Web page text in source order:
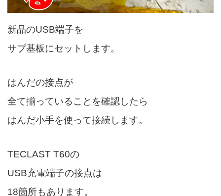
新品のUSB端子を
サブ基板にセットします。
はんだの接点が
全て揃っていることを確認したら
はんだ小手を使って接続します。
TECLAST T60の
USB充電端子の接点は
18箇所もあります。